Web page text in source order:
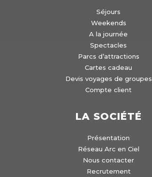
Séjours
Weekends
A la journée
Spectacles
Parcs d’attractions
Cartes cadeau
Devis voyages de groupes
Compte client
LA SOCIÉTÉ
Présentation
Réseau Arc en Ciel
Nous contacter
Recrutement